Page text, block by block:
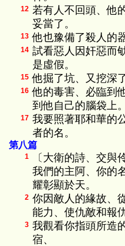
12 若有人不回頭、他
妥當了。
13 他也豫備了殺人的
14 試看惡人因奸惡而
是虛假。
15 他掘了坑、又挖深
16 他的毒害、必臨到
到他自己的腦袋上。
17 我要照著耶和華的
者的名。
第八篇
1
〔大衛的詩、交與
我們的主阿、你的
耀彰顯於天。
2 你因敵人的緣故、
能力、使仇敵和報
3 我觀看你指頭所造
宿、